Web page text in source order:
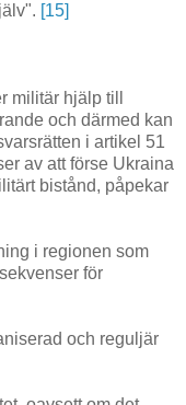
[15]
militär hjälp till
och därmed kan
i artikel 51
av att förse Ukraina
bistånd, påpekar
i regionen som
för
och reguljär